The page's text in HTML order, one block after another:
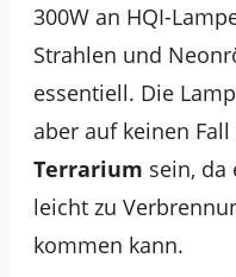
300W an HQI-
Strahlen und
essentiell. Die
aber auf keinen
Terrarium sein, da
leicht zu
kommen kann.